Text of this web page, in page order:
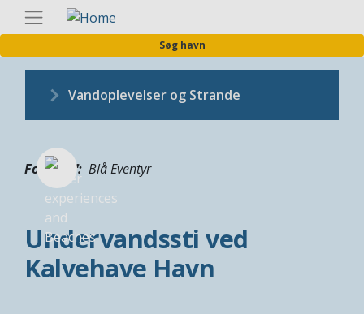
Søg havn
Vandoplevelser og Strande
Fotograf Blå Eventyr
Undervandssti ved
Kalvehave Havn